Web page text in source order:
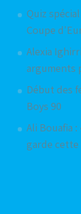
Quiz
Coupe
Alexia
arguments
Début des
Boys 90
Ali Bouafia
garde